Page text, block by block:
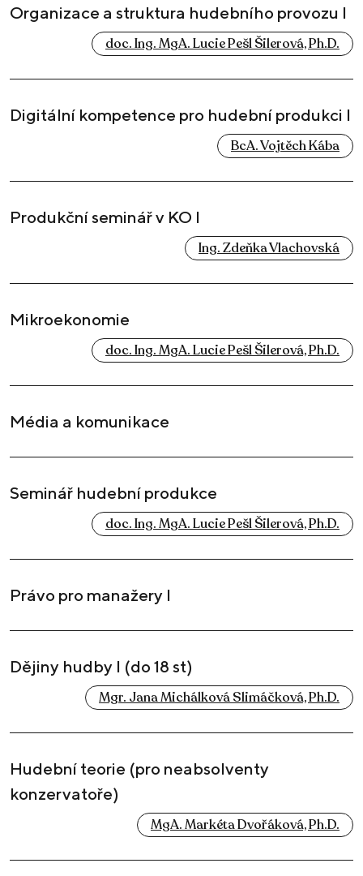
Organizace a struktura hudebního provozu I
doc. Ing. MgA. Lucie Pešl Šilerová, Ph.D.
Digitální kompetence pro hudební produkci I
BcA. Vojtěch Kába
Produkční seminář v KO I
Ing. Zdeňka Vlachovská
Mikroekonomie
doc. Ing. MgA. Lucie Pešl Šilerová, Ph.D.
Média a komunikace
Seminář hudební produkce
doc. Ing. MgA. Lucie Pešl Šilerová, Ph.D.
Právo pro manažery I
Dějiny hudby I (do 18 st)
Mgr. Jana Michálková Slimáčková, Ph.D.
Hudební teorie (pro neabsolventy
konzervatoře)
MgA. Markéta Dvořáková, Ph.D.